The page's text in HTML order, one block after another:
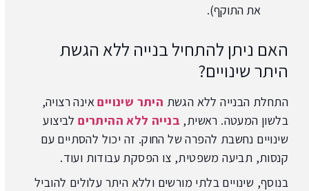
את התוקף).
האם ניתן להתחיל בנייה ללא הגשת
היתר שינויים?
התחלת הבנייה ללא הגשת היתר שינוייםאינה רצויה,
בלשון המעטה. ראשית, בנייה ללא ההיתריםלביצוע
שינויים נחשבת להפרה של החוק. זה יכול להסתיים עם
קנסות, תביעה משפטית, צו הפסקת עבודות ועוד.
בנוסף, שינויים בלתי מורשים וללא היתר עלולים להוביל